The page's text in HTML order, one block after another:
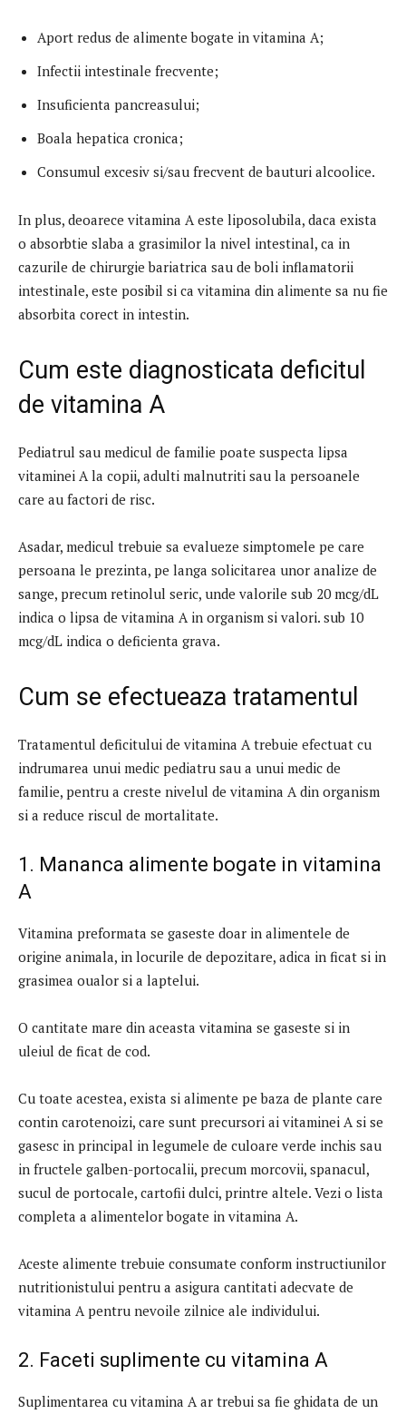
Aport redus de alimente bogate in vitamina A;
Infectii intestinale frecvente;
Insuficienta pancreasului;
Boala hepatica cronica;
Consumul excesiv si/sau frecvent de bauturi alcoolice.
In plus, deoarece vitamina A este liposolubila, daca exista
o absorbtie slaba a grasimilor la nivel intestinal, ca in
cazurile de chirurgie bariatrica sau de boli inflamatorii
intestinale, este posibil si ca vitamina din alimente sa nu fie
absorbita corect in intestin.
Cum este diagnosticata deficitul
de vitamina A
Pediatrul sau medicul de familie poate suspecta lipsa
vitaminei A la copii, adulti malnutriti sau la persoanele
care au factori de risc.
Asadar, medicul trebuie sa evalueze simptomele pe care
persoana le prezinta, pe langa solicitarea unor analize de
sange, precum retinolul seric, unde valorile sub 20 mcg/dL
indica o lipsa de vitamina A in organism si valori. sub 10
mcg/dL indica o deficienta grava.
Cum se efectueaza tratamentul
Tratamentul deficitului de vitamina A trebuie efectuat cu
indrumarea unui medic pediatru sau a unui medic de
familie, pentru a creste nivelul de vitamina A din organism
si a reduce riscul de mortalitate.
1. Mananca alimente bogate in vitamina
A
Vitamina preformata se gaseste doar in alimentele de
origine animala, in locurile de depozitare, adica in ficat si in
grasimea oualor si a laptelui.
O cantitate mare din aceasta vitamina se gaseste si in
uleiul de ficat de cod.
Cu toate acestea, exista si alimente pe baza de plante care
contin carotenoizi, care sunt precursori ai vitaminei A si se
gasesc in principal in legumele de culoare verde inchis sau
in fructele galben-portocalii, precum morcovii, spanacul,
sucul de portocale, cartofii dulci, printre altele. Vezi o lista
completa a alimentelor bogate in vitamina A.
Aceste alimente trebuie consumate conform instructiunilor
nutritionistului pentru a asigura cantitati adecvate de
vitamina A pentru nevoile zilnice ale individului.
2. Faceti suplimente cu vitamina A
Suplimentarea cu vitamina A ar trebui sa fie ghidata de un